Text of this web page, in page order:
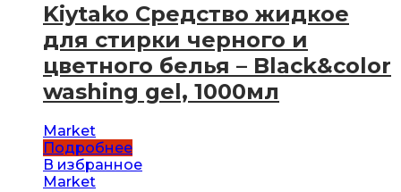
Kiytako Средство жидкое
для стирки черного и
цветного белья – Black&color
washing gel, 1000мл
Market
Подробнее
В избранное
Market